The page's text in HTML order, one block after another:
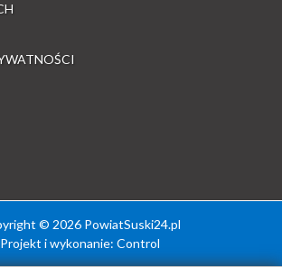
© 2026 PowiatSuski24.pl
Projekt i wykonanie: Control